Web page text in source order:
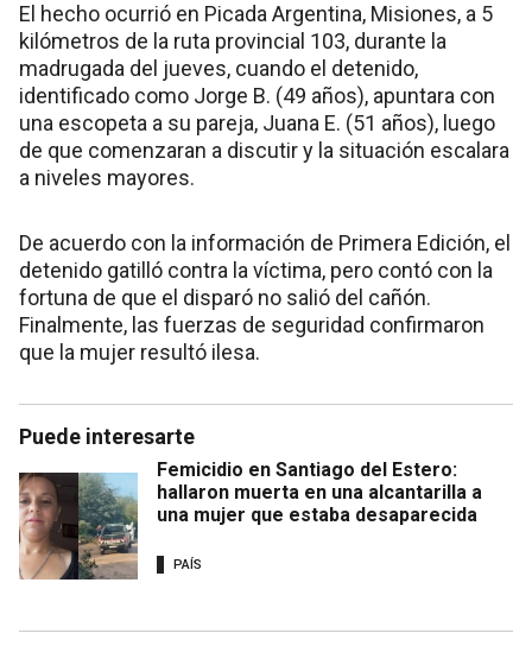
El hecho ocurrió en Picada Argentina, Misiones, a 5
kilómetros de la ruta provincial 103, durante la
madrugada del jueves, cuando el detenido,
identificado como Jorge B. (49 años), apuntara con
una escopeta a su pareja, Juana E. (51 años), luego
de que comenzaran a discutir y la situación escalara
a niveles mayores.
De acuerdo con la información de Primera Edición, el
detenido gatilló contra la víctima, pero contó con la
fortuna de que el disparó no salió del cañón.
Finalmente, las fuerzas de seguridad confirmaron
que la mujer resultó ilesa.
Puede interesarte
Femicidio en Santiago del Estero:
hallaron muerta en una alcantarilla a
una mujer que estaba desaparecida
PAÍS